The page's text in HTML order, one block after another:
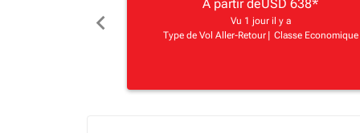
chevron_left
A partir deUSD 638*
Vu 1 jour il y a
Type de Vol Aller-Retour
Classe Economique